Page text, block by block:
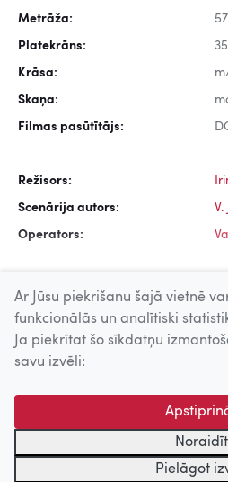
Metrāža:
Platekrāns:
Krāsa:
Skaņa:
Filmas pasūtītājs:
Režisors:
Scenārija autors: V.
Operators:
© 2026 Nacionālais Kino centrs,
centrs. Sadarbības partneris:
kinofotofonodokumentu arhīvs.
Ar Jūsu piekrišanu šajā vietnē
funkcionālās un analītiski
Ja piekrītat šo sīkdatņu
savu izvēli:
Noraidīt
Pielāgot